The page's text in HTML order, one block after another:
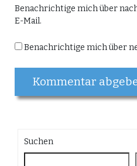
Benachrichtige mich über
E-Mail.
Benachrichtige mich über
Suchen